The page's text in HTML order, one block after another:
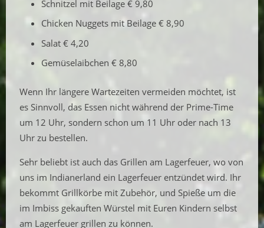
Schnitzel mit Beilage € 9,80
Chicken Nuggets mit Beilage € 8,90
Salat € 4,20
Gemüselaibchen € 8,80
Wenn Ihr längere Wartezeiten vermeiden möchtet, ist
es Sinnvoll, das Essen nicht während der Prime-Time
um 12 Uhr, sondern schon um 11 Uhr oder nach 13
Uhr zu bestellen.
Sehr beliebt ist auch das Grillen am Lagerfeuer, wo von
uns im Indianerland ein Lagerfeuer entzündet wird. Ihr
bekommt Grillkörbe mit Zubehör, und Spieße um die
im Imbiss gekauften Würstel mit Euren Kindern selbst
am Lagerfeuer grillen zu können.